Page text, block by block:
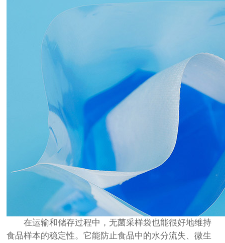
在运输和储存过程中，无菌采样袋也能很好地维持
食品样本的稳定性。它能防止食品中的水分流失、微生